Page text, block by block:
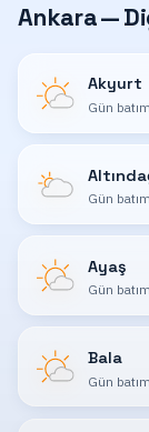
Ankara —
Akyurt
Gün
Gün
Ayaş
Gün
Bala
Gün